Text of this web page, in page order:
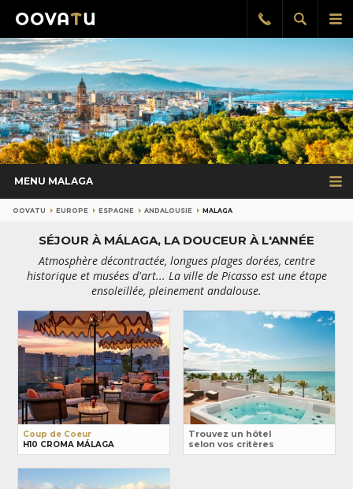
le
Afficher
la
Rappel
gratuit
MENU MALAGA
OOVATU EUROPE ESPAGNE ANDALOUSIE MALAGA
SÉJOUR À MÁLAGA, LA DOUCEUR À L'ANNÉE
Atmosphère décontractée, longues plages dorées, centre
historique et musées d'art... La ville de Picasso est une étape
ensoleillée, pleinement andalouse.
Coup de Coeur
H10 CROMA MÁLAGA
Trouvez un hôtel
selon vos critères